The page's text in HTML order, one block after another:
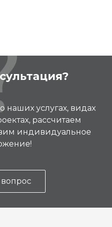
наших услугах, видах
рассчитаем
индивидуальное
вопрос